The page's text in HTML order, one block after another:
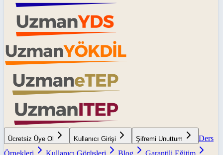
Ücretsiz Üye Ol Kullanıcı Girişi Şifremi Unuttum
Ders
Örnekleri
Kullanıcı Görüşleri Blog
Garantili Eğitim